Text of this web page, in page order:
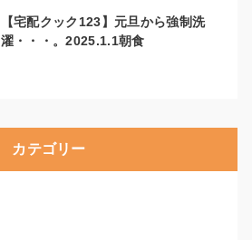
【宅配クック123】元旦から強制洗
濯・・・。2025.1.1朝食
カテゴリー